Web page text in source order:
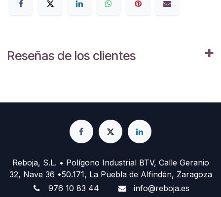
Reseñas de los clientes
Reboja, S.L. • Polígono Industrial BTV, Calle Geranio
32, Nave 36 •50.171, La Puebla de Alfindén, Zaragoza
976 10 83 44
info@reboja.es